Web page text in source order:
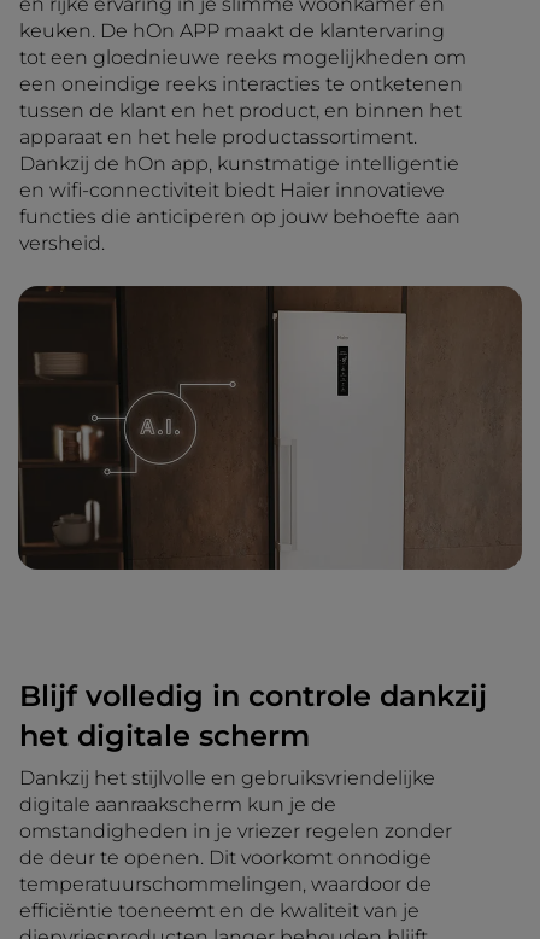
keuken. De hOn APP maakt de klantervaring
tot een gloednieuwe reeks mogelijkheden om
een oneindige reeks interacties te ontketenen
tussen de klant en het product, en binnen het
apparaat en het hele productassortiment.
Dankzij de hOn app, kunstmatige intelligentie
en wifi-connectiviteit biedt Haier innovatieve
functies die anticiperen op jouw behoefte aan
versheid.
Blijf volledig in controle dankzij
het digitale scherm
Dankzij het stijlvolle en gebruiksvriendelijke
digitale aanraakscherm kun je de
omstandigheden in je vriezer regelen zonder
de deur te openen. Dit voorkomt onnodige
temperatuurschommelingen, waardoor de
efficiëntie toeneemt en de kwaliteit van je